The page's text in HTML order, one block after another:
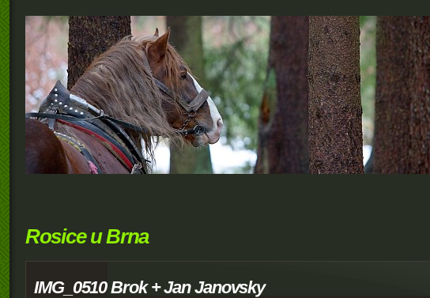
Rosice u Brna
IMG_0510 Brok + Jan Janovsky